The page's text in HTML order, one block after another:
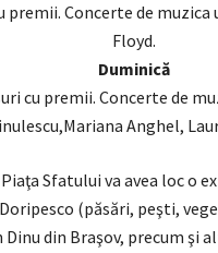
premii. Concerte de
Floyd.
Duminică
cu premii. Concerte de
Anghel,
Sfatului va avea loc o
(păsări, peşti,
din Braşov, precum şi